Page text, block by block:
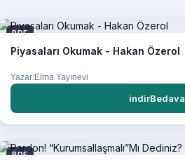
PDF
Piyasaları Okumak - Hakan Özerol
Yazar:Elma Yayınevi
indirBedava
PDF